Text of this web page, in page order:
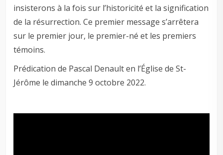
insisterons à la fois sur l’historicité et la signification
de la résurrection. Ce premier message s’arrêtera
sur le premier jour, le premier-né et les premiers
témoins.
Prédication de Pascal Denault en l’Église de St-
Jérôme le dimanche 9 octobre 2022.